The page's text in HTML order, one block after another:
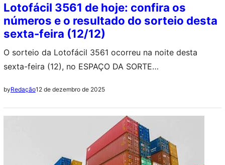
Lotofácil 3561 de hoje: confira os
números e o resultado do sorteio desta
sexta-feira (12/12)
O sorteio da Lotofácil 3561 ocorreu na noite desta
sexta-feira (12), no ESPAÇO DA SORTE
byRedação12 de dezembro de 2025